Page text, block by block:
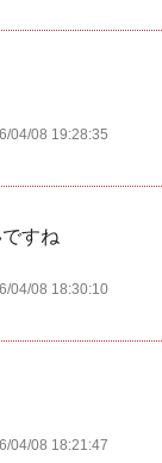
04/08 19:28:35
すね
04/08 18:30:10
04/08 18:21:47